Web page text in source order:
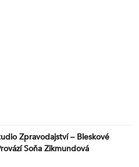
Zpravodajství – Bleskové
Soňa Zikmundová